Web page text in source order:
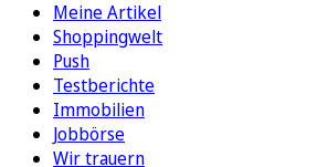
Meine Artikel
Shoppingwelt
Push
Testberichte
Immobilien
Jobbörse
Wir trauern